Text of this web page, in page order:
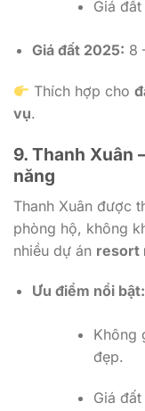
Giá
Giá đất 2025: 8
Thích hợp cho
vụ.
9. Thanh Xuân
năng
Thanh Xuân được
phòng hộ, không
nhiều dự án resort
Ưu điểm nổi bật:
Không
đẹp.
Giá